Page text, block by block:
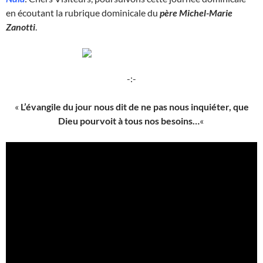
en écoutant la rubrique dominicale du père Michel-Marie
Zanotti.
-:-
« L’évangile du jour nous dit de ne pas nous inquiéter, que
Dieu pourvoit à tous nos besoins…«